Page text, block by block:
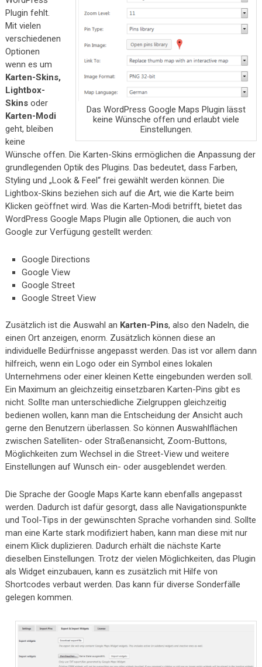
Das WordPress Google Maps Plugin lässt
keine Wünsche offen und erlaubt viele
Einstellungen.
Plugin fehlt.
Mit vielen
verschiedenen
Optionen
wenn es um
Karten-Skins,
Lightbox-
Skins oder
Karten-Modi
geht, bleiben
keine
Wünsche offen. Die Karten-Skins ermöglichen die Anpassung der
grundlegenden Optik des Plugins. Das bedeutet, dass Farben,
Styling und „Look & Feel“ frei gewählt werden können. Die
Lightbox-Skins beziehen sich auf die Art, wie die Karte beim
Klicken geöffnet wird. Was die Karten-Modi betrifft, bietet das
WordPress Google Maps Plugin alle Optionen, die auch von
Google zur Verfügung gestellt werden:
Google Directions
Google View
Google Street
Google Street View
Zusätzlich ist die Auswahl an Karten-Pins, also den Nadeln, die
einen Ort anzeigen, enorm. Zusätzlich können diese an
individuelle Bedürfnisse angepasst werden. Das ist vor allem dann
hilfreich, wenn ein Logo oder ein Symbol eines lokalen
Unternehmens oder einer kleinen Kette eingebunden werden soll.
Ein Maximum an gleichzeitig einsetzbaren Karten-Pins gibt es
nicht. Sollte man unterschiedliche Zielgruppen gleichzeitig
bedienen wollen, kann man die Entscheidung der Ansicht auch
gerne den Benutzern überlassen. So können Auswahlflächen
zwischen Satelliten- oder Straßenansicht, Zoom-Buttons,
Möglichkeiten zum Wechsel in die Street-View und weitere
Einstellungen auf Wunsch ein- oder ausgeblendet werden.
Die Sprache der Google Maps Karte kann ebenfalls angepasst
werden. Dadurch ist dafür gesorgt, dass alle Navigationspunkte
und Tool-Tips in der gewünschten Sprache vorhanden sind. Sollte
man eine Karte stark modifiziert haben, kann man diese mit nur
einem Klick duplizieren. Dadurch erhält die nächste Karte
dieselben Einstellungen. Trotz der vielen Möglichkeiten, das Plugin
als Widget einzubauen, kann es zusätzlich mit Hilfe von
Shortcodes verbaut werden. Das kann für diverse Sonderfälle
gelegen kommen.